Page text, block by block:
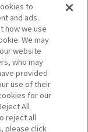
針
to
and ads.
how we use
We may
website
who may
provided
use of their
for our
All
reject all
please click